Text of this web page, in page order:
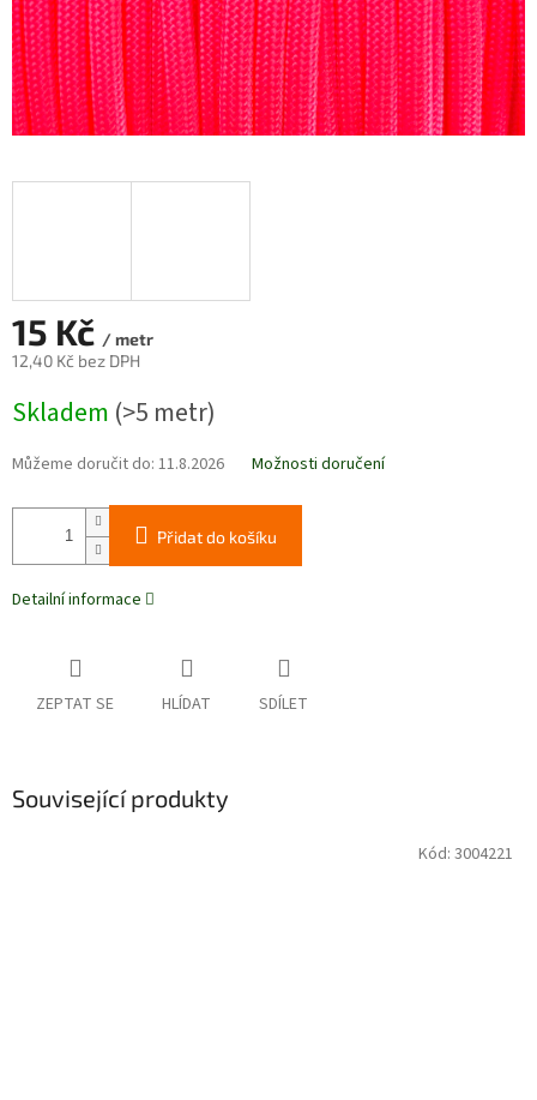
15 Kč / metr
12,40 Kč bez DPH
cena:
Skladem (>5 metr)
Můžeme doručit do: 11.8.2026 Možnosti doručení
Přidat do košíku
Detailní informace
ZEPTAT SE HLÍDAT SDÍLET
Související produkty
Kód: 3004221